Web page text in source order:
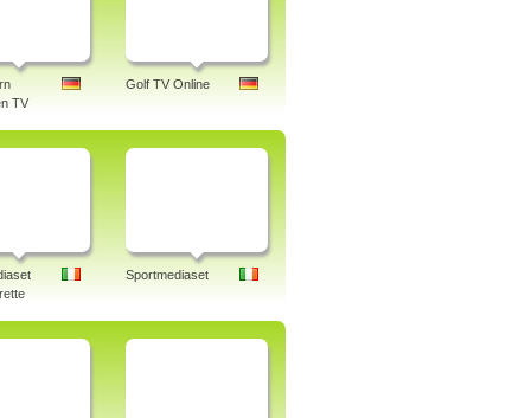
TV
Golf TV Online
Sportmediaset